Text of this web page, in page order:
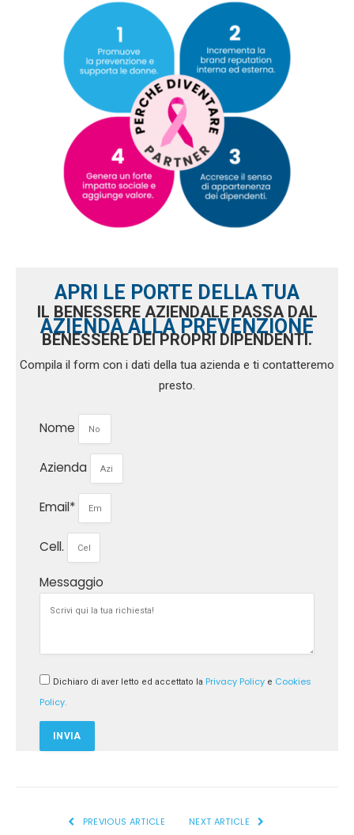
IL BENESSERE AZIENDALE PASSA DAL
BENESSERE DEI PROPRI DIPENDENTI.
APRI LE PORTE DELLA TUA
AZIENDA ALLA PREVENZIONE
Compila il form con i dati della tua azienda e ti contatteremo
presto.
Nome
Azienda
Email*
Cell.
Messaggio
Dichiaro di aver letto ed accettato la Privacy Policy e Cookies
Policy.
INVIA
PREVIOUS ARTICLE NEXT ARTICLE